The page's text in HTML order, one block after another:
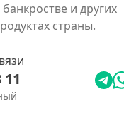
и других
страны.
11